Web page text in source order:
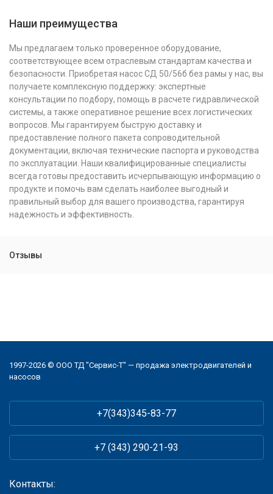
Наши преимущества
Мы предлагаем только проверенное оборудование,
соответствующее всем отраслевым стандартам качества и
безопасности. Приобретая насос СД 50/56б без рамы у нас, вы
получаете комплексную поддержку: экспертные
консультации по подбору, помощь в расчете гидравлической
системы, а также оперативное решение всех логистических
вопросов. Мы гарантируем быструю доставку и
предоставление полного пакета сопроводительной
документации, включая технические паспорта и руководства
по эксплуатации. Наши квалифицированные специалисты
всегда готовы предоставить исчерпывающую информацию о
продукте и помочь вам сделать наиболее выгодный и
правильный выбор для вашего производства, гарантируя
надежность и эффективность.
Отзывы
1997-2026 © ООО ТД "Сервис-Т" — продажа электродвигателей и
насосов
+7(343)345-83-77
+7 (343) 290-21-93
Контакты: